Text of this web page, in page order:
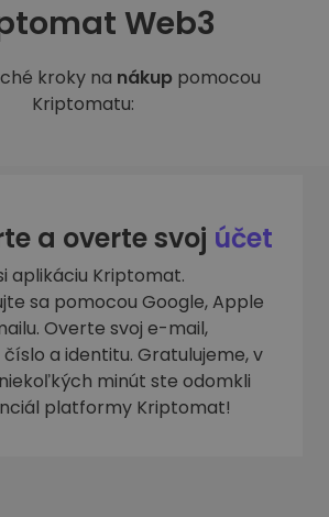
Web3
kroky na nákup pomocou
Kriptomatu:
a overte svoj účet
aplikáciu Kriptomat.
sa pomocou Google, Apple
Overte svoj e-mail,
a identitu. Gratulujeme, v
minút ste odomkli
platformy Kriptomat!